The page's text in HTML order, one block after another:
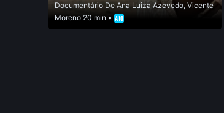
DocumentárioDe Ana Luiza Azevedo, Vicente
Moreno20 min •